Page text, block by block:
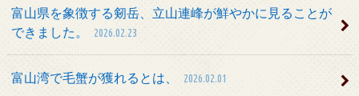
富山県を象徴する剱岳、立山連峰が鮮やかに見ることが
できました。
2026.02.23
富山湾で毛蟹が獲れるとは、 2026.02.01